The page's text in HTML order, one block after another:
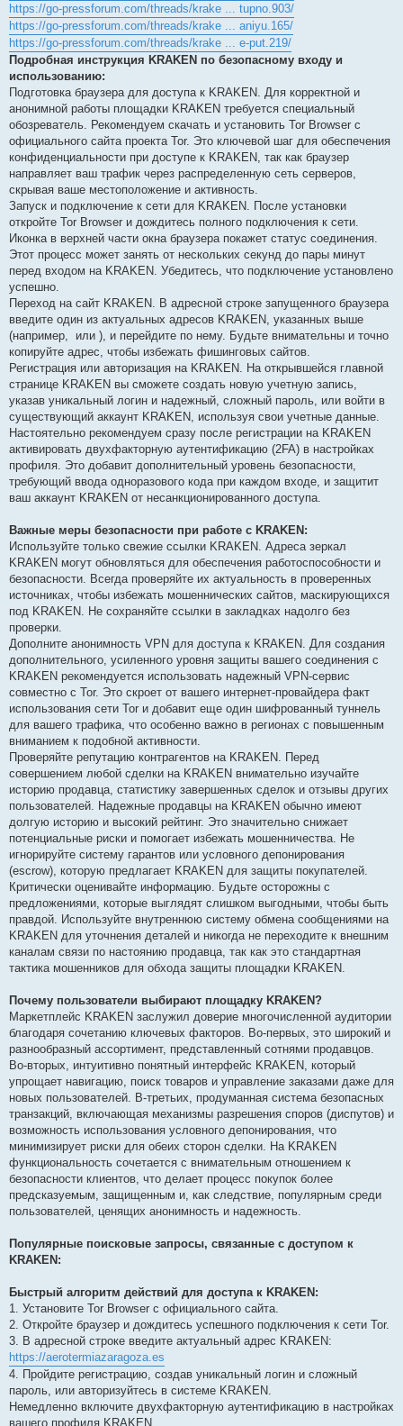
https://go-pressforum.com/threads/krake ... tupno.903/
https://go-pressforum.com/threads/krake ... aniyu.165/
https://go-pressforum.com/threads/krake ... e-put.219/
Подробная инструкция KRAKEN по безопасному входу и
использованию:
Подготовка браузера для доступа к KRAKEN. Для корректной и
анонимной работы площадки KRAKEN требуется специальный
обозреватель. Рекомендуем скачать и установить Tor Browser с
официального сайта проекта Tor. Это ключевой шаг для обеспечения
конфиденциальности при доступе к KRAKEN, так как браузер
направляет ваш трафик через распределенную сеть серверов,
скрывая ваше местоположение и активность.
Запуск и подключение к сети для KRAKEN. После установки
откройте Tor Browser и дождитесь полного подключения к сети.
Иконка в верхней части окна браузера покажет статус соединения.
Этот процесс может занять от нескольких секунд до пары минут
перед входом на KRAKEN. Убедитесь, что подключение установлено
успешно.
Переход на сайт KRAKEN. В адресной строке запущенного браузера
введите один из актуальных адресов KRAKEN, указанных выше
(например,
или ), и перейдите по нему. Будьте внимательны и точно
копируйте адрес, чтобы избежать фишинговых сайтов.
Регистрация или авторизация на KRAKEN. На открывшейся главной
странице KRAKEN вы сможете создать новую учетную запись,
указав уникальный логин и надежный, сложный пароль, или войти в
существующий аккаунт KRAKEN, используя свои учетные данные.
Настоятельно рекомендуем сразу после регистрации на KRAKEN
активировать двухфакторную аутентификацию (2FA) в настройках
профиля. Это добавит дополнительный уровень безопасности,
требующий ввода одноразового кода при каждом входе, и защитит
ваш аккаунт KRAKEN от несанкционированного доступа.
Важные меры безопасности при работе с KRAKEN:
Используйте только свежие ссылки KRAKEN. Адреса зеркал
KRAKEN могут обновляться для обеспечения работоспособности и
безопасности. Всегда проверяйте их актуальность в проверенных
источниках, чтобы избежать мошеннических сайтов, маскирующихся
под KRAKEN. Не сохраняйте ссылки в закладках надолго без
проверки.
Дополните анонимность VPN для доступа к KRAKEN. Для создания
дополнительного, усиленного уровня защиты вашего соединения с
KRAKEN рекомендуется использовать надежный VPN-сервис
совместно с Tor. Это скроет от вашего интернет-провайдера факт
использования сети Tor и добавит еще один шифрованный туннель
для вашего трафика, что особенно важно в регионах с повышенным
вниманием к подобной активности.
Проверяйте репутацию контрагентов на KRAKEN. Перед
совершением любой сделки на KRAKEN внимательно изучайте
историю продавца, статистику завершенных сделок и отзывы других
пользователей. Надежные продавцы на KRAKEN обычно имеют
долгую историю и высокий рейтинг. Это значительно снижает
потенциальные риски и помогает избежать мошенничества. Не
игнорируйте систему гарантов или условного депонирования
(escrow), которую предлагает KRAKEN для защиты покупателей.
Критически оценивайте информацию. Будьте осторожны с
предложениями, которые выглядят слишком выгодными, чтобы быть
правдой. Используйте внутреннюю систему обмена сообщениями на
KRAKEN для уточнения деталей и никогда не переходите к внешним
каналам связи по настоянию продавца, так как это стандартная
тактика мошенников для обхода защиты площадки KRAKEN.
Почему пользователи выбирают площадку KRAKEN?
Маркетплейс KRAKEN заслужил доверие многочисленной аудитории
благодаря сочетанию ключевых факторов. Во-первых, это широкий и
разнообразный ассортимент, представленный сотнями продавцов.
Во-вторых, интуитивно понятный интерфейс KRAKEN, который
упрощает навигацию, поиск товаров и управление заказами даже для
новых пользователей. В-третьих, продуманная система безопасных
транзакций, включающая механизмы разрешения споров (диспутов) и
возможность использования условного депонирования, что
минимизирует риски для обеих сторон сделки. На KRAKEN
функциональность сочетается с внимательным отношением к
безопасности клиентов, что делает процесс покупок более
предсказуемым, защищенным и, как следствие, популярным среди
пользователей, ценящих анонимность и надежность.
Популярные поисковые запросы, связанные с доступом к
KRAKEN:
Быстрый алгоритм действий для доступа к KRAKEN:
1. Установите Tor Browser с официального сайта.
2. Откройте браузер и дождитесь успешного подключения к сети Tor.
3. В адресной строке введите актуальный адрес KRAKEN:
https://aerotermiazaragoza.es
4. Пройдите регистрацию, создав уникальный логин и сложный
пароль, или авторизуйтесь в системе KRAKEN.
Немедленно включите двухфакторную аутентификацию в настройках
вашего профиля KRAKEN.